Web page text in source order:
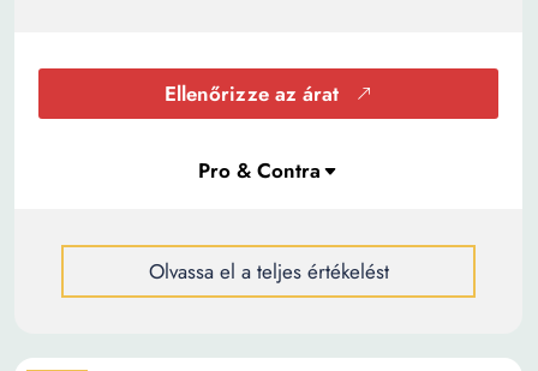
Ellenőrizze az árat
Olvassa el a teljes értékelést